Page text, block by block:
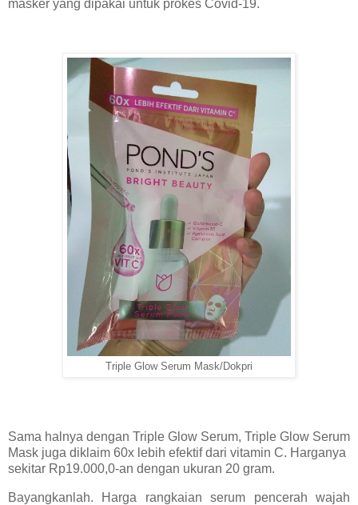
masker yang dipakai untuk prokes Covid-19.
Triple Glow Serum Mask/Dokpri
Sama halnya dengan Triple Glow Serum, Triple Glow Serum
Mask juga diklaim 60x lebih efektif dari vitamin C. Harganya
sekitar Rp19.000,0-an dengan ukuran 20 gram.
Bayangkanlah. Harga rangkaian serum pencerah wajah